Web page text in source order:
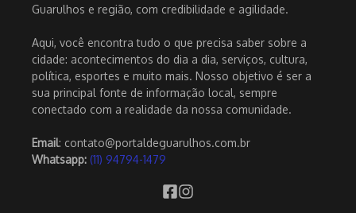
Guarulhos e região, com credibilidade e agilidade.
Aqui, você encontra tudo o que precisa saber sobre a
cidade: acontecimentos do dia a dia, serviços, cultura,
política, esportes e muito mais. Nosso objetivo é ser a
sua principal fonte de informação local, sempre
conectado com a realidade da nossa comunidade.
Email: contato@portaldeguarulhos.com.br
Whatsapp: (11) 94794-1479